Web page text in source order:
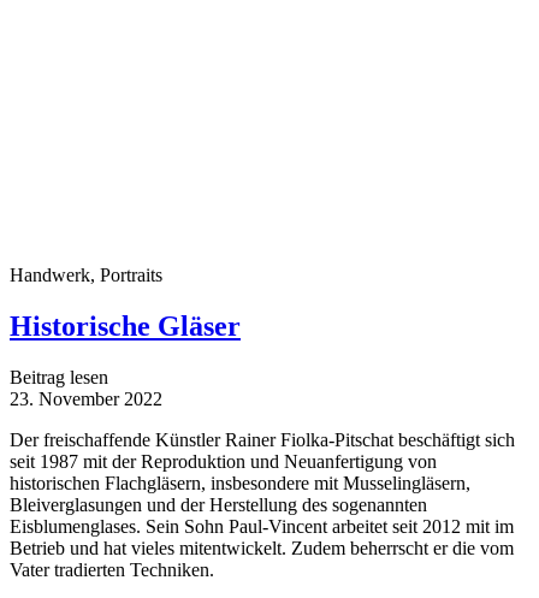
Handwerk, Portraits
Historische Gläser
Beitrag lesen
23. November 2022
Der freischaffende Künstler Rainer Fiolka-Pitschat beschäftigt sich
seit 1987 mit der Reproduktion und Neuanfertigung von
historischen Flachgläsern, insbesondere mit Musselingläsern,
Bleiverglasungen und der Herstellung des sogenannten
Eisblumenglases. Sein Sohn Paul-Vincent arbeitet seit 2012 mit im
Betrieb und hat vieles mitentwickelt. Zudem beherrscht er die vom
Vater tradierten Techniken.